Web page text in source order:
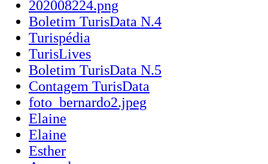
202008224.png
Boletim TurisData N.4
Turispédia
TurisLives
Boletim TurisData N.5
Contagem TurisData
foto_bernardo2.jpeg
Elaine
Elaine
Esther